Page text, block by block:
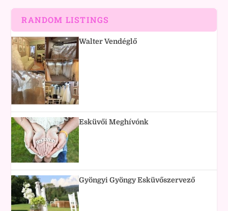
RANDOM LISTINGS
Walter Vendéglő
Esküvői Meghívónk
Gyöngyi Gyöngy Esküvőszervező